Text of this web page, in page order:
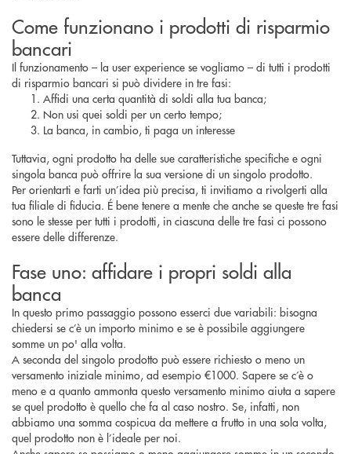
Come funzionano i prodotti di risparmio
bancari
Il funzionamento – la user experience se vogliamo – di tutti i prodotti
di risparmio bancari si può dividere in tre fasi:
Affidi una certa quantità di soldi alla tua banca;
Non usi quei soldi per un certo tempo;
La banca, in cambio, ti paga un interesse
Tuttavia, ogni prodotto ha delle sue caratteristiche specifiche e ogni
singola banca può offrire la sua versione di un singolo prodotto.
Per orientarti e farti un’idea più precisa, ti invitiamo a rivolgerti alla
tua filiale di fiducia. É bene tenere a mente che anche se queste tre fasi
sono le stesse per tutti i prodotti, in ciascuna delle tre fasi ci possono
essere delle differenze.
Fase uno: affidare i propri soldi alla
banca
In questo primo passaggio possono esserci due variabili: bisogna
chiedersi se c’è un importo minimo e se è possibile aggiungere
somme un po' alla volta.
A seconda del singolo prodotto può essere richiesto o meno un
versamento iniziale minimo, ad esempio €1000. Sapere se c’è o
meno e a quanto ammonta questo versamento minimo aiuta a sapere
se quel prodotto è quello che fa al caso nostro. Se, infatti, non
abbiamo una somma cospicua da mettere a frutto in una sola volta,
quel prodotto non è l’ideale per noi.